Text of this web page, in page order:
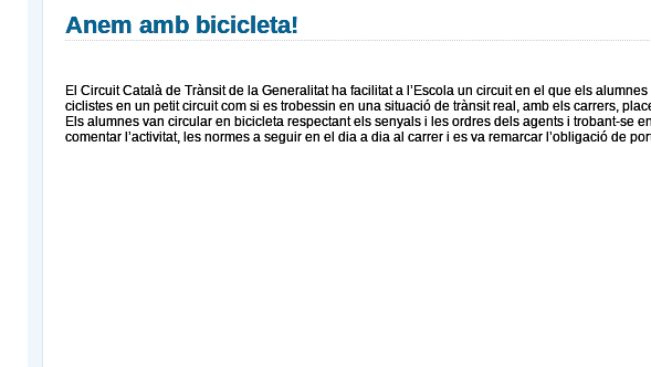
Anem amb bicicleta!
El Circuit Català de Trànsit de la Generalitat ha facilitat a l’Escola un circuit en el que els
ciclistes en un petit circuit com si es trobessin en una situació de trànsit real, amb els carrers,
Els alumnes van circular en bicicleta respectant els senyals i les ordres dels agents i trobant-se
comentar l’activitat, les normes a seguir en el dia a dia al carrer i es va remarcar l’obligació de